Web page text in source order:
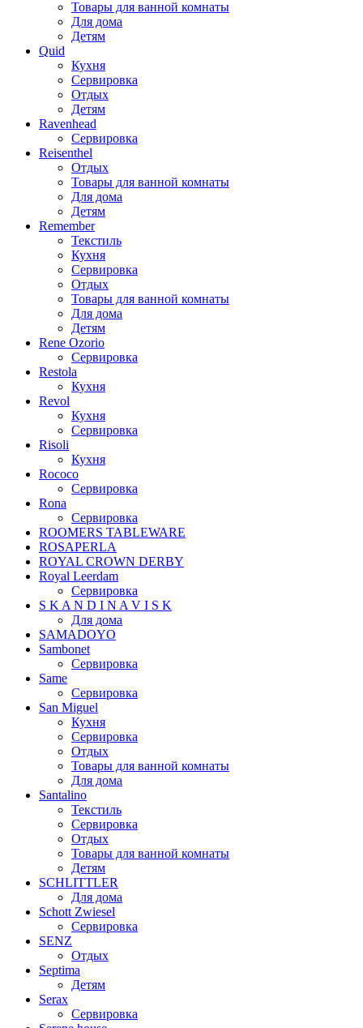
Товары для ванной комнаты
Для дома
Детям
Quid
Кухня
Сервировка
Отдых
Детям
Ravenhead
Сервировка
Reisenthel
Отдых
Товары для ванной комнаты
Для дома
Детям
Remember
Текстиль
Кухня
Сервировка
Отдых
Товары для ванной комнаты
Для дома
Детям
Rene Ozorio
Сервировка
Restola
Кухня
Revol
Кухня
Сервировка
Risoli
Кухня
Rococo
Сервировка
Rona
Сервировка
ROOMERS TABLEWARE
ROSAPERLA
ROYAL CROWN DERBY
Royal Leerdam
Сервировка
S K A N D I N A V I S K
Для дома
SAMADOYO
Sambonet
Сервировка
Same
Сервировка
San Miguel
Кухня
Сервировка
Отдых
Товары для ванной комнаты
Для дома
Santalino
Текстиль
Сервировка
Отдых
Товары для ванной комнаты
Детям
SCHLITTLER
Для дома
Schott Zwiesel
Сервировка
SENZ
Отдых
Septima
Детям
Serax
Сервировка